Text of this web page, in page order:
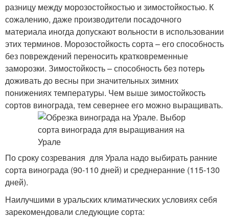
разницу между морозостойкостью и зимостойкостью. К
сожалению, даже производители посадочного
материала иногда допускают вольности в использовании
этих терминов. Морозостойкость сорта – его способность
без повреждений переносить кратковременные
заморозки. Зимостойкость – способность без потерь
доживать до весны при значительных зимних
понижениях температуры. Чем выше зимостойкость
сортов винограда, тем севернее его можно выращивать.
По сроку созревания для Урала надо выбирать ранние
сорта винограда (90-110 дней) и среднеранние (115-130
дней).
Наилучшими в уральских климатических условиях себя
зарекомендовали следующие сорта: